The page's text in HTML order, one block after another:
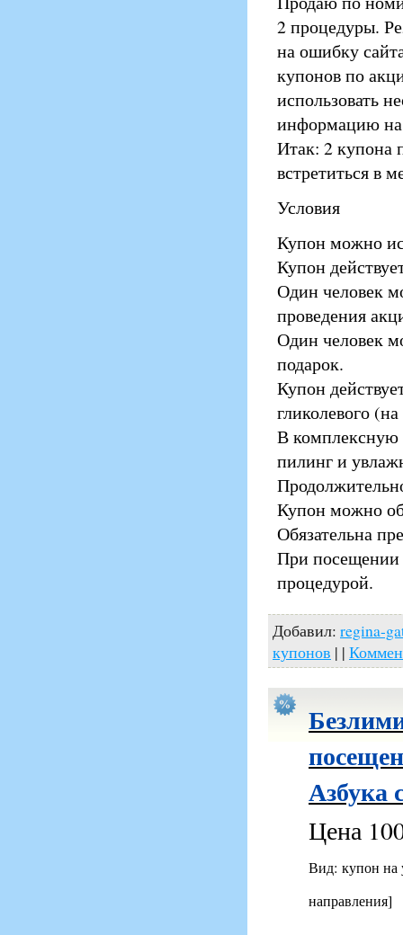
2 процедуры.
на ошибку
купонов по
использовать
информацию на
Итак: 2 купона
встретиться в
Условия
Купон можно
Купон
Один человек
проведения
Один человек
подарок.
Купон
гликолевого
В комплексную
пилинг и
Купон можно
Обязательна
При посещении
процедурой.
Добавил: regina-
купонов | |
Азбука
Цена
Вид: купон
направления]